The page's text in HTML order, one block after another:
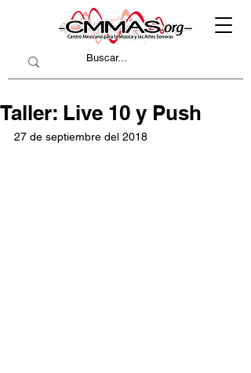
Taller: Live 10 y Push
27 de septiembre del 2018